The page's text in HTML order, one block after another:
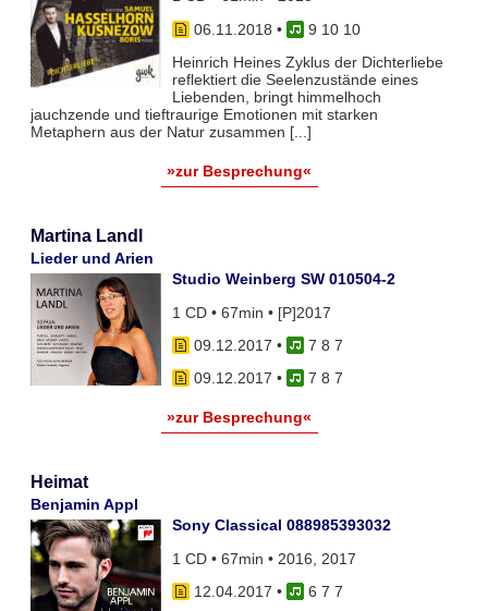
06.11.2018 •
9 10 10
Heinrich Heines Zyklus der Dichterliebe
reflektiert die Seelenzustände eines
Liebenden, bringt himmelhoch
jauchzende und tieftraurige Emotionen mit starken
Metaphern aus der Natur zusammen [...]
»zur Besprechung«
Martina Landl
Lieder und Arien
Studio Weinberg SW 010504-2
1 CD • 67min • [P]2017
09.12.2017 •
7 8 7
09.12.2017 • 7 8 7
»zur Besprechung«
Heimat
Benjamin Appl
Sony Classical 088985393032
1 CD • 67min • 2016, 2017
12.04.2017 • 6 7 7